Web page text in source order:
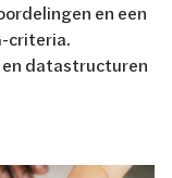
en een
criteria.
datastructuren